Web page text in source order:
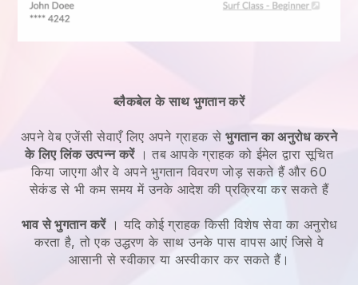
ब्लैकबेल के साथ भुगतान करें
अपनेवेब एजेंसी सेवाएँलिए अपने ग्राहक सेभुगतान का अनुरोध करने
के लिए लिंक उत्पन्न करें। तब आपके ग्राहक को ईमेल द्वारा सूचित
किया जाएगा और वे अपने भुगतान विवरण जोड़ सकते हैं और 60
सेकंड से भी कम समय में उनके आदेश की प्रक्रिया कर सकते हैं
भाव से भुगतान करें। यदि कोई ग्राहक किसी विशेष सेवा का अनुरोध
करता है, तो एक उद्धरण के साथ उनके पास वापस आएं जिसे वे
आसानी से स्वीकार या अस्वीकार कर सकते हैं।